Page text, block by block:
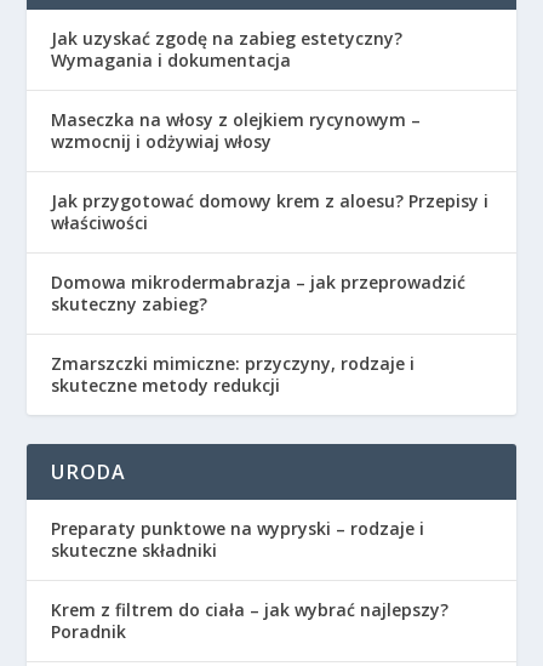
Jak uzyskać zgodę na zabieg estetyczny?
Wymagania i dokumentacja
Maseczka na włosy z olejkiem rycynowym –
wzmocnij i odżywiaj włosy
Jak przygotować domowy krem z aloesu? Przepisy i
właściwości
Domowa mikrodermabrazja – jak przeprowadzić
skuteczny zabieg?
Zmarszczki mimiczne: przyczyny, rodzaje i
skuteczne metody redukcji
URODA
Preparaty punktowe na wypryski – rodzaje i
skuteczne składniki
Krem z filtrem do ciała – jak wybrać najlepszy?
Poradnik